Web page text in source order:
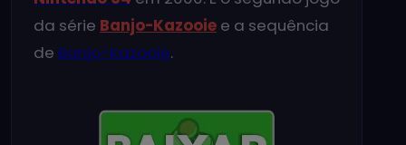
da série Banjo-Kazooie e a sequência
de Banjo-Kazooie.